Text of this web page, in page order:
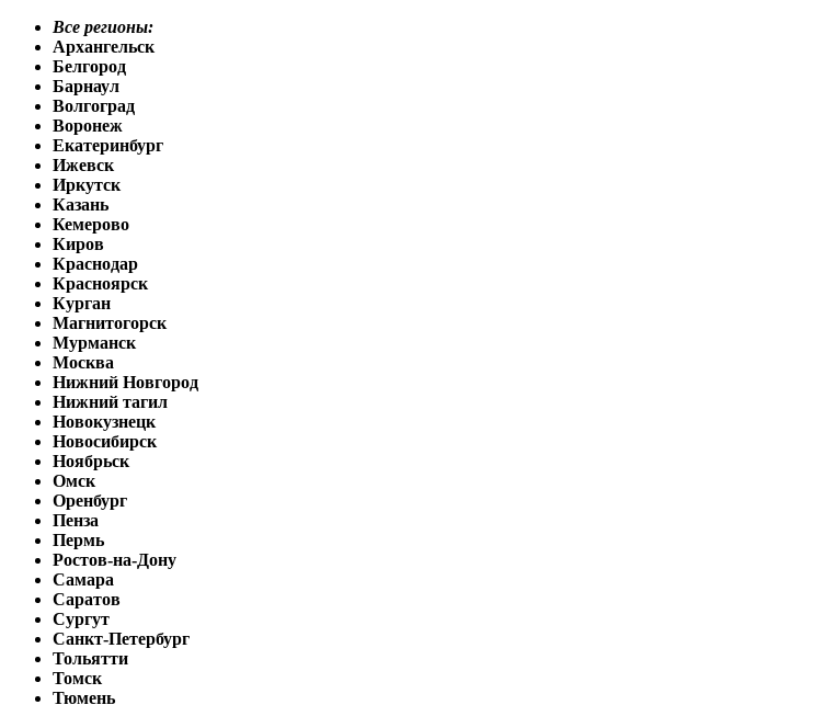
Все регионы:
Архангельск
Белгород
Барнаул
Волгоград
Воронеж
Екатеринбург
Ижевск
Иркутск
Казань
Кемерово
Киров
Краснодар
Красноярск
Курган
Магнитогорск
Мурманск
Москва
Нижний Новгород
Нижний тагил
Новокузнецк
Новосибирск
Ноябрьск
Омск
Оренбург
Пенза
Пермь
Ростов-на-Дону
Самара
Саратов
Сургут
Санкт-Петербург
Тольятти
Томск
Тюмень